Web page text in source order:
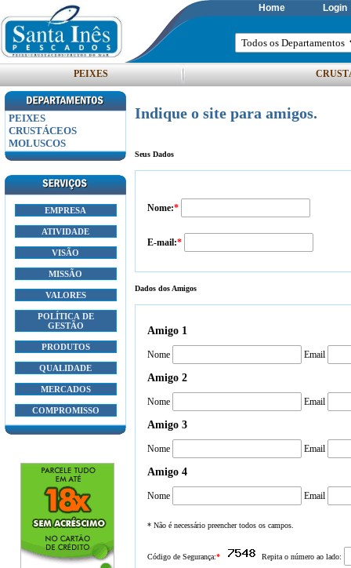
Home Login
PEIXES
PEIXES
CRUSTÁCEOS
MOLUSCOS
EMPRESA
ATIVIDADE
VISÃO
MISSÃO
VALORES
POLÍTICA DE
GESTÃO
PRODUTOS
QUALIDADE
MERCADOS
COMPROMISSO
Indique o site para amigos.
Seus Dados
Nome:*
E-mail:*
Dados dos Amigos
Amigo 1
Nome Email
Amigo 2
Nome Email
Amigo 3
Nome Email
Amigo 4
Nome Email
* Não é necessário preencher todos os campos.
Código de Segurança:* Repita o número ao lado: